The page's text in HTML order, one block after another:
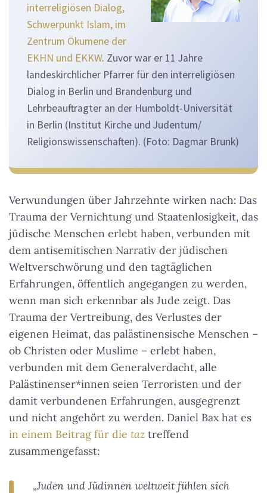
interreligiösen Dialog,
Schwerpunkt Islam, im
Zentrum Ökumene der
EKHN und EKKW. Zuvor war er 11 Jahre
landeskirchlicher Pfarrer für den interreligiösen
Dialog in Berlin und Brandenburg und
Lehrbeauftragter an der Humboldt-Universität
in Berlin (Institut Kirche und Judentum/
Religionswissenschaften). (Foto: Dagmar Brunk)
Verwundungen über Jahrzehnte wirken nach: Das
Trauma der Vernichtung und Staatenlosigkeit, das
jüdische Menschen erlebt haben, verbunden mit
dem antisemitischen Narrativ der jüdischen
Weltverschwörung und den tagtäglichen
Erfahrungen, öffentlich angegangen zu werden,
wenn man sich erkennbar als Jude zeigt. Das
Trauma der Vertreibung, des Verlustes der
eigenen Heimat, das palästinensische Menschen –
ob Christen oder Muslime – erlebt haben,
verbunden mit dem Generalverdacht, alle
Palästinenser*innen seien Terroristen und der
damit verbundenen Erfahrungen, ausgegrenzt
und nicht angehört zu werden. Daniel Bax hat es
in einem Beitrag für die taz treffend
zusammengefasst:
„Juden und Jüdinnen weltweit fühlen sich